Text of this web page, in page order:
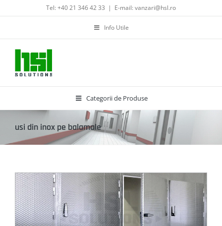
to
Tel: +40 21 346 42 33 | E-mail: vanzari@hsl.ro
Info Utile
Categorii de Produse
usi din inox pe balamale